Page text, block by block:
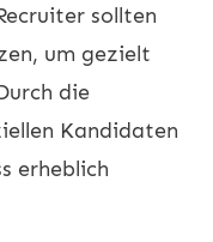
sollten
um gezielt
die
Kandidaten
erheblich